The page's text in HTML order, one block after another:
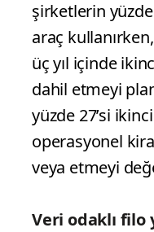
şirketlerin
araç
üç yıl içinde
dahil etmeyi
yüzde 27’si
operasyonel
veya etmeyi
Veri odaklı